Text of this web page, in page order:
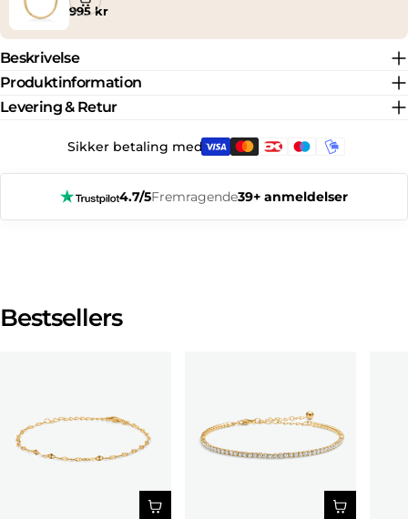
Normal
995 kr
Beskrivelse
Produktinformation
Levering & Retur
Sikker betaling med:
4.7/5Fremragende39+ anmeldelser
Bestsellers